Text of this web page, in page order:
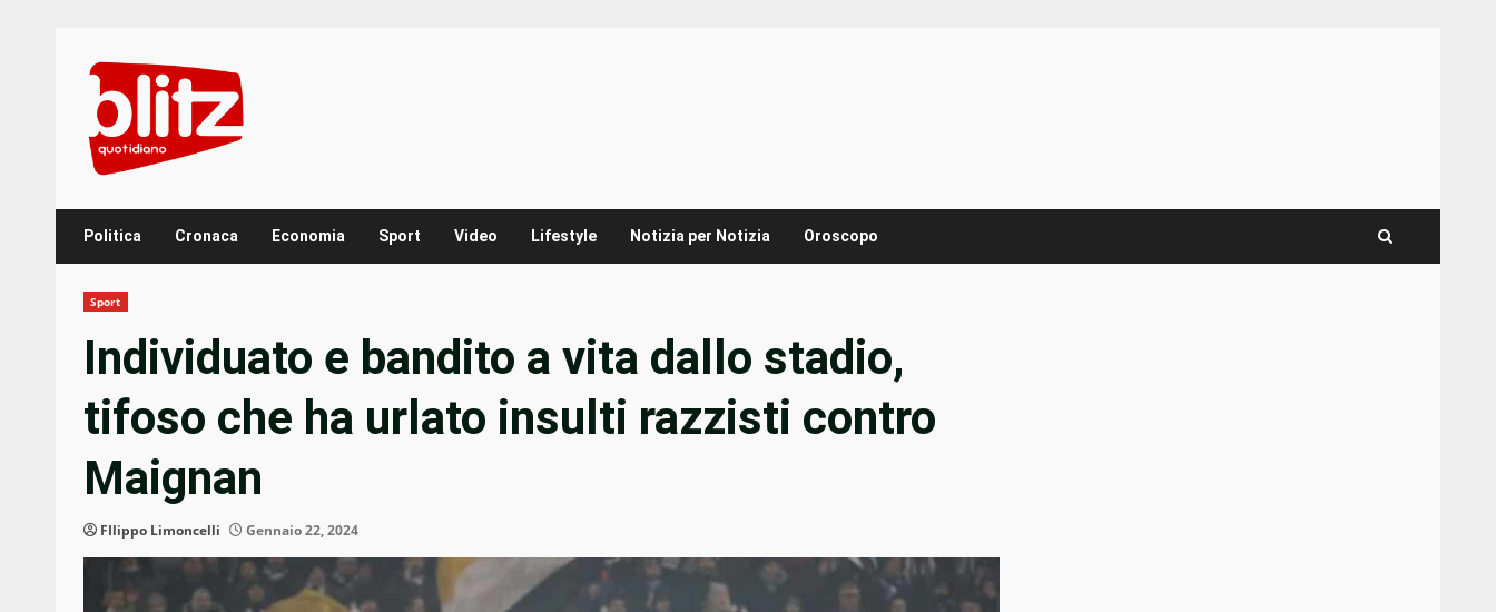
content
Politica Cronaca Economia Sport Video Lifestyle Notizia per Notizia Oroscopo
Sport
Individuato e bandito a vita dallo stadio,
tifoso che ha urlato insulti razzisti contro
Maignan
FIlippo Limoncelli Gennaio 22, 2024